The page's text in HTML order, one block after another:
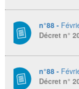
n°88 -
Décret n°
n°88 -
Décret n°